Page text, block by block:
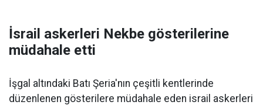
İsrail askerleri Nekbe gösterilerine
müdahale etti
İşgal altındaki Batı Şeria'nın çeşitli kentlerinde
düzenlenen gösterilere müdahale eden israil askerleri